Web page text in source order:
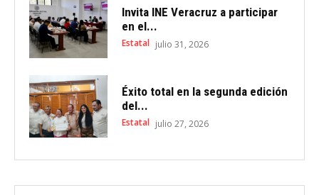
Invita INE Veracruz a participar
en el...
Estatal julio 31, 2026
Éxito total en la segunda edición
del...
Estatal julio 27, 2026